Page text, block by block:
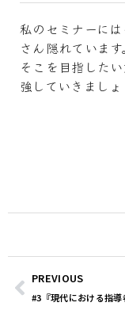
私のセミナーに
さん隠れています。
そこを目指した
強していきましょ
PREVIOUS
#3『現代における指導